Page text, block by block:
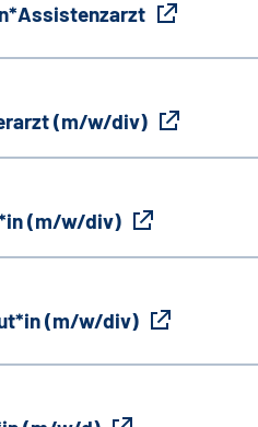
(m/w/div)
(m/w/div)
(m/w/div)